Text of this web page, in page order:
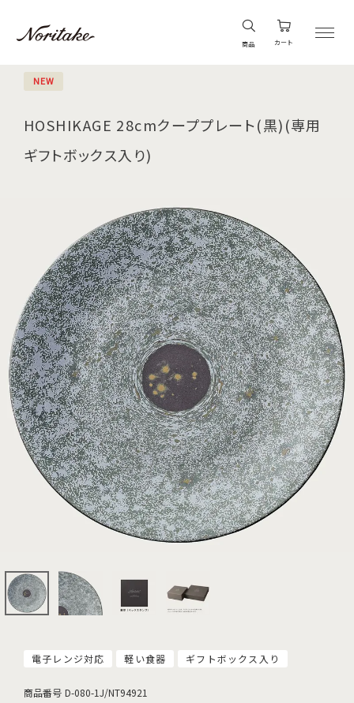
商品 カート
NEW
HOSHIKAGE 28cmクーププレート(黒)(専用
ギフトボックス入り)
電子レンジ対応 軽い食器 ギフトボックス入り
商品番号 D-080-1J/NT94921